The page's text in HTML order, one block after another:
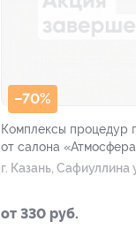
–70%
Комплексы процедур
от салона
г. Казань, Сафиуллина
от 330 руб.